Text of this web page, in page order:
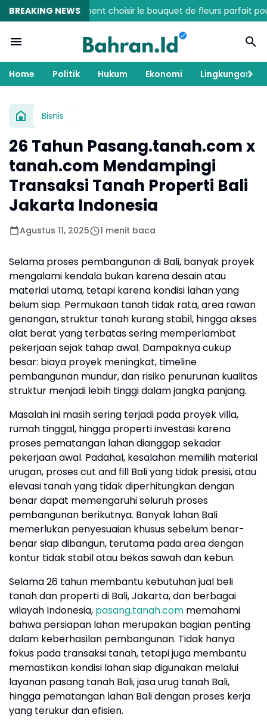
BREAKING NEWS
Comment choisir le bouquet de fleurs parfait pour
Home Politik Hukum Ekonomi Lingkungan
Bisnis
26 Tahun Pasang.tanah.com x
tanah.com Mendampingi
Transaksi Tanah Properti Bali
Jakarta Indonesia
Agustus 11, 2025 1 menit baca
Selama proses pembangunan di Bali, banyak proyek
mengalami kendala bukan karena desain atau
material utama, tetapi karena kondisi lahan yang
belum siap. Permukaan tanah tidak rata, area rawan
genangan, struktur tanah kurang stabil, hingga akses
alat berat yang terbatas sering memperlambat
pekerjaan sejak tahap awal. Dampaknya cukup
besar: biaya proyek meningkat, timeline
pembangunan mundur, dan risiko penurunan kualitas
struktur menjadi lebih tinggi dalam jangka panjang.
Masalah ini masih sering terjadi pada proyek villa,
rumah tinggal, hingga properti investasi karena
proses pematangan lahan dianggap sekadar
pekerjaan awal. Padahal, kesalahan memilih material
urugan, proses cut and fill Bali yang tidak presisi, atau
elevasi tanah yang tidak diperhitungkan dengan
benar dapat memengaruhi seluruh proses
pembangunan berikutnya. Banyak lahan Bali
memerlukan penyesuaian khusus sebelum benar-
benar siap dibangun, terutama pada area dengan
kontur tidak stabil atau bekas sawah dan kebun.
Selama 26 tahun membantu kebutuhan jual beli
tanah dan properti di Bali, Jakarta, dan berbagai
wilayah Indonesia, pasang.tanah.com memahami
bahwa persiapan lahan merupakan bagian penting
dalam keberhasilan pembangunan. Tidak hanya
fokus pada transaksi tanah, tetapi juga membantu
memastikan kondisi lahan siap digunakan melalui
layanan pasang tanah Bali, jasa urug tanah Bali,
hingga pematangan lahan Bali dengan proses kerja
yang terukur dan efisien.